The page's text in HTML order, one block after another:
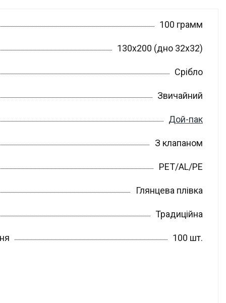
100 грамм
130х200 (дно 32х32)
Срібло
Звичайний
Дой-пак
З клапаном
PET/AL/PE
Глянцева плівка
Традиційна
100 шт.